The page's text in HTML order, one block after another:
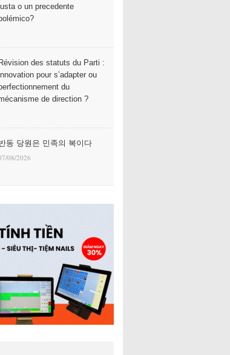
o un precedente
Révision des statuts du Parti :
pour s’adapter ou
du
de direction ?
동 당원은 민족의 복이다
08/2026